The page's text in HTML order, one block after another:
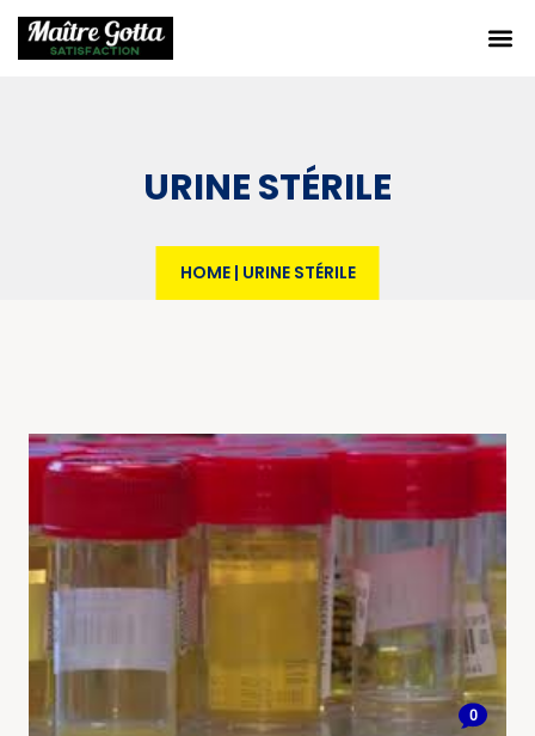
URINE STÉRILE
HOME| URINE STÉRILE
0